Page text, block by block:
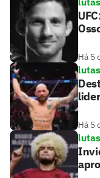
Há 5
lutas
Há 5
lutas